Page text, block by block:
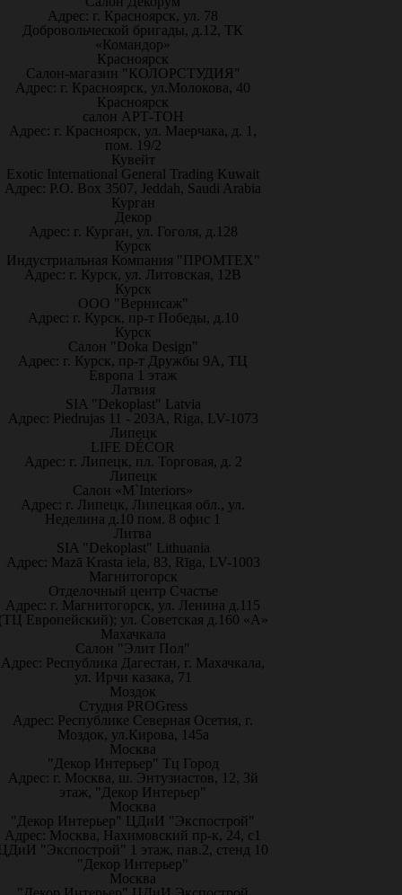
Адрес: г. Красноярск, ул. 78
Добровольческой бригады, д.12, ТК
«Командор»
Красноярск
Салон-магазин "КОЛОРСТУДИЯ"
Адрес: г. Красноярск, ул.Молокова, 40
Красноярск
салон АРТ-ТОН
Адрес: г. Красноярск, ул. Маерчака, д. 1,
пом. 19/2
Кувейт
Exotic International General Trading Kuwait
Адрес: P.O. Box 3507, Jeddah, Saudi Arabia
Курган
Декор
Адрес: г. Курган, ул. Гоголя, д.128
Курск
Индустриальная Компания "ПРОМТЕХ"
Адрес: г. Курск, ул. Литовская, 12В
Курск
ООО "Вернисаж"
Адрес: г. Курск, пр-т Победы, д.10
Курск
Салон "Doka Design"
Адрес: г. Курск, пр-т Дружбы 9А, ТЦ
Европа 1 этаж
Латвия
SIA "Dekoplast" Latvia
Адрес: Piedrujas 11 - 203A, Riga, LV-1073
Липецк
LIFE DÉCOR
Адрес: г. Липецк, пл. Торговая, д. 2
Липецк
Салон «M`Interiors»
Адрес: г. Липецк, Липецкая обл., ул.
Неделина д.10 пом. 8 офис 1
Литва
SIA "Dekoplast" Lithuania
Адрес: Mazā Krasta iela, 83, Rīga, LV-1003
Магнитогорск
Отделочный центр Счастье
Адрес: г. Магнитогорск, ул. Ленина д.115
Европейский); ул. Советская д.160 «А»
Махачкала
Салон "Элит Пол"
Адрес: Республика Дагестан, г. Махачкала,
ул. Ирчи казака, 71
Моздок
Студия PROGress
Адрес: Республике Северная Осетия, г.
Моздок, ул.Кирова, 145а
Москва
"Декор Интерьер" Тц Город
Адрес: г. Москва, ш. Энтузиастов, 12, 3й
этаж, "Декор Интерьер"
Москва
"Декор Интерьер" ЦДиИ "Экспострой"
Адрес: Москва, Нахимовский пр-к, 24, с1
"Экспострой" 1 этаж, пав.2, стенд 10
"Декор Интерьер"
Москва